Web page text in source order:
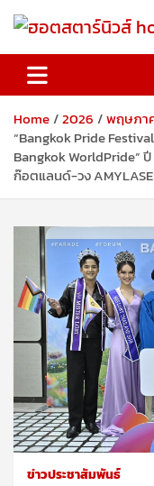
ฮอตสตาร์นิ
Home 2026
พฤษภา
“Bangkok Pride
Bangkok WorldPride”
ก๊อตแลนด์-วง
ข่าวประชาสัมพันธ์